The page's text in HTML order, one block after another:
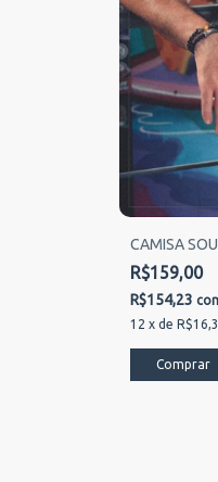
CAMISA
R$159,00
R$154,23
12 x de
Comprar